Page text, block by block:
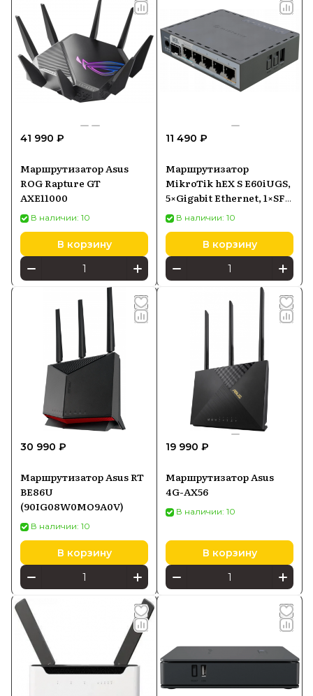
41 990 ₽
Маршрутизатор Asus
ROG Rapture GT
AXE11000
В наличии: 10
В корзину
11 490 ₽
Маршрутизатор
MikroTik hEX S E60iUGS,
5×Gigabit Ethernet, 1×SFP,
PoE-in
В наличии: 10
В корзину
30 990 ₽
Маршрутизатор Asus RT
BE86U
(90IG08W0MO9A0V)
В наличии: 10
В корзину
19 990 ₽
Маршрутизатор Asus
4G-AX56
В наличии: 10
В корзину